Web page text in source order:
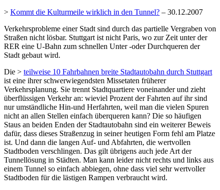
> Kommt die Kulturmeile wirklich in den Tunnel? – 30.12.2007
Verkehrsprobleme einer Stadt sind durch das partielle Vergraben von
Straßen nicht lösbar. Stuttgart ist nicht Paris, wo zur Zeit unter der
RER eine U-Bahn zum schnellen Unter -oder Durchqueren der
Stadt gebaut wird.
Die > teilweise 10 Fahrbahnen breite Stadtautobahn durch Stuttgart
ist eine ihrer schwerwiegendsten Missetaten früherer
Verkehrsplanung. Sie trennt Stadtquartiere voneinander und zieht
überflüssigen Verkehr an: wieviel Prozent der Fahrten auf ihr sind
nur umständliche Hin-und Herfahrten, weil man die vielen Spuren
nicht an allen Stellen einfach überqueren kann? Die so häufigen
Staus an beiden Enden der Stadtautobahn sind ein weiterer Beweis
dafür, dass dieses Straßenzug in seiner heutigen Form fehl am Platze
ist. Und dann die langen Auf- und Abfahrten, die wertvollen
Stadtboden verschlingen. Das gilt übrigens auch jede Art der
Tunnellösung in Städten. Man kann leider nicht rechts und links aus
einem Tunnel so einfach abbiegen, ohne dass viel sehr wertvoller
Stadtboden für die lästigen Rampen verbraucht wird.